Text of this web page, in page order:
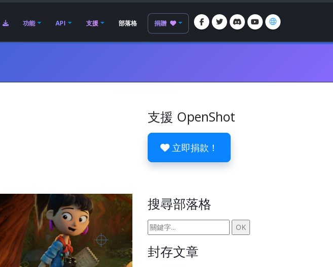
功能 API 支援 部落格 捐贈
支援 OpenShot
立即捐款！
搜尋部落格
封存文章